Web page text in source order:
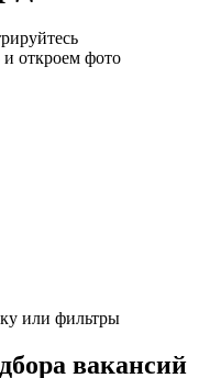
откроем фото
или фильтры
вакансий